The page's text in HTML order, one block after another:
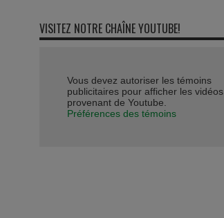
VISITEZ NOTRE CHAÎNE YOUTUBE!
Vous devez autoriser les témoins
publicitaires pour afficher les vidéos
provenant de Youtube.
Préférences des témoins